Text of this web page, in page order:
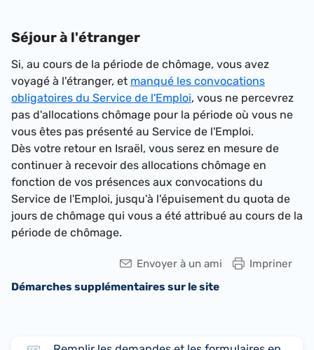
Séjour à l'étranger
Si, au cours de la période de chômage, vous avez
voyagé à l'étranger, et manqué les convocations
obligatoires du Service de l'Emploi, vous ne percevrez
pas d'allocations chômage pour la période où vous ne
vous êtes pas présenté au Service de l'Emploi.
Dès votre retour en Israël, vous serez en mesure de
continuer à recevoir des allocations chômage en
fonction de vos présences aux convocations du
Service de l'Emploi, jusqu'à l'épuisement du quota de
jours de chômage qui vous a été attribué au cours de la
période de chômage.
Impriner
Envoyer à un ami
Démarches supplémentaires sur le site